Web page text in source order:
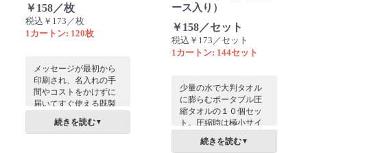
￥158／枚
税込￥173／枚
1カートン: 120枚
メッセージが最初から
印刷され、名入れの手
間やコストをかけずに
届いてすぐ使える既製
の防災訓練や自治体の
続きを読む▼
ース入り）
￥158／セット
税込￥173／セット
1カートン: 144セット
少量の水で大判タオル
に膨らむポータブル圧
縮タオルの１０個セッ
ト。圧縮時は極小サイ
ックにスマートに収ま
続きを読む▼